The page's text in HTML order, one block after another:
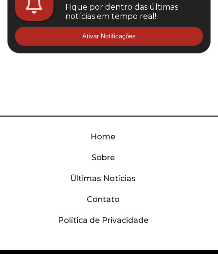
Fique por dentro das últimas
notícias em tempo real!
Ativar Notificações
Home
Sobre
Últimas Notícias
Contato
Política de Privacidade